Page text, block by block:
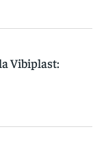
Vibiplast: